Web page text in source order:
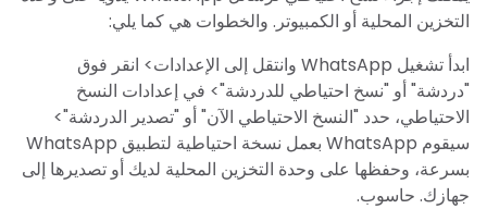
التخزين المحلية أو الكمبيوتر. والخطوات هي كما يلي:
ابدأ تشغيل WhatsApp وانتقل إلى الإعدادات> انقر فوق
"دردشة" أو "نسخ احتياطي للدردشة"> في إعدادات النسخ
الاحتياطي، حدد "النسخ الاحتياطي الآن" أو "تصدير الدردشة">
سيقوم WhatsApp بعمل نسخة احتياطية لتطبيق WhatsApp
بسرعة، وحفظها على وحدة التخزين المحلية لديك أو تصديرها إلى
جهازك. حاسوب.